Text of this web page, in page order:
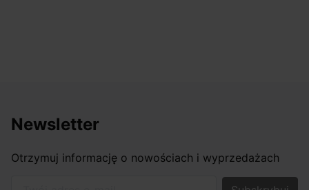
Newsletter
Otrzymuj informację o nowościach i wyprzedażach